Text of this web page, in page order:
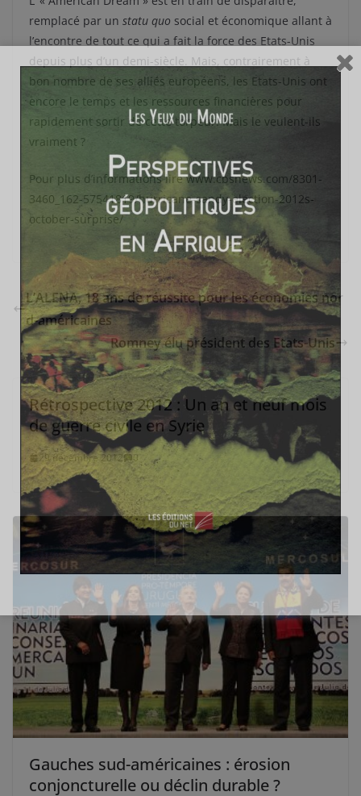
remplacé par un statu quo social et économique allant à
l’encontre de tout ce qui a fait la force des Etats-Unis
depuis plus d’un demi-siècle. Mais, contrairement à
bon nombre de ses alliés européens, les Etats-Unis ont
encore le temps et les ressources financières pour
rapidement sortir de cette torpeur. Mais le veulent-ils
vraiment ?
Pour plus d’informations lire www.cbsnews.com/8301-
3460_162-57541819/hurricane-sandy-election-2012s-
october-surprise/
L’ALENA, 18 ans de réussite pour les économies nor
d-américaines
Romney élu président des Etats-Unis
Rétrospective 2012 : Un an et neuf mois
de guerre civile en Syrie
29 décembre 2012 0
Gauches sud-américaines : érosion
conjoncturelle ou déclin durable ?